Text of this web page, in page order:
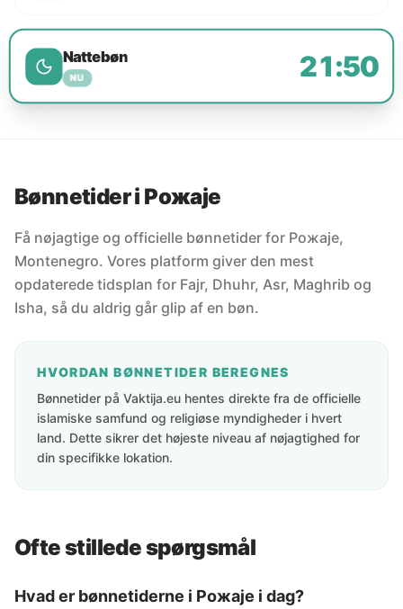
Nattebøn
NU 21:50
Bønnetider i Рожаје
Få nøjagtige og officielle bønnetider for Рожаје,
Montenegro. Vores platform giver den mest
opdaterede tidsplan for Fajr, Dhuhr, Asr, Maghrib og
Isha, så du aldrig går glip af en bøn.
HVORDAN BØNNETIDER BEREGNES
Bønnetider på Vaktija.eu hentes direkte fra de officielle
islamiske samfund og religiøse myndigheder i hvert
land. Dette sikrer det højeste niveau af nøjagtighed for
din specifikke lokation.
Ofte stillede spørgsmål
Hvad er bønnetiderne i Рожаје i dag?